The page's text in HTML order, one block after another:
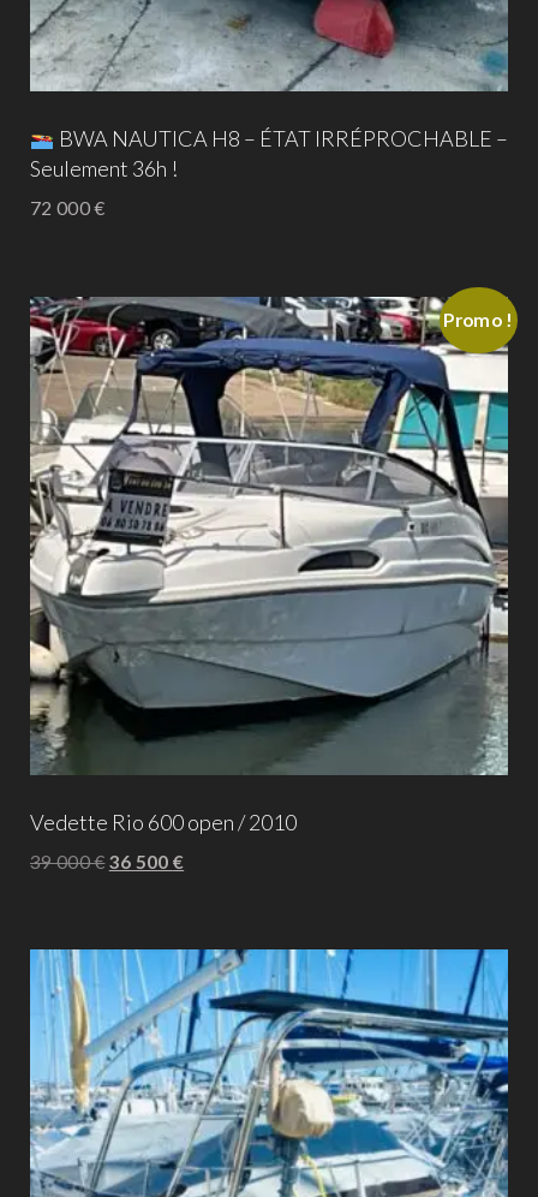
BWA NAUTICA H8 – ÉTAT IRRÉPROCHABLE –
Seulement 36h !
72 000€
Promo !
Vedette Rio 600 open / 2010
39 000€36 500 €